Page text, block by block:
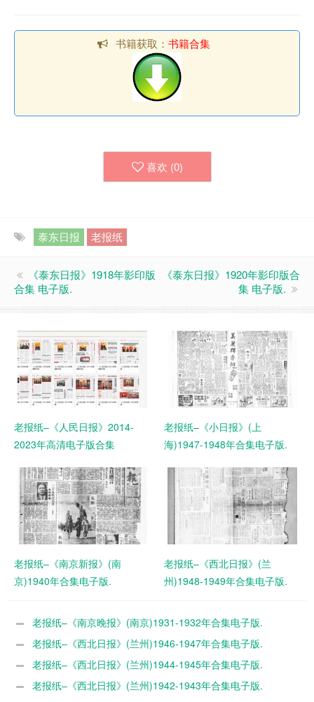
书籍获取： 书籍合集
喜欢 (0)
泰东日报 老报纸
《泰东日报》1918年影印版
合集 电子版.
《泰东日报》1920年影印版合
集 电子版.
老报纸–《人民日报》2014-
2023年高清电子版合集
老报纸–《小日报》(上
海)1947-1948年合集电子版.
老报纸–《南京新报》(南
京)1940年合集电子版.
老报纸–《西北日报》(兰
州)1948-1949年合集电子版.
老报纸–《南京晚报》(南京)1931-1932年合集电子版.
老报纸–《西北日报》(兰州)1946-1947年合集电子版.
老报纸–《西北日报》(兰州)1944-1945年合集电子版.
老报纸–《西北日报》(兰州)1942-1943年合集电子版.